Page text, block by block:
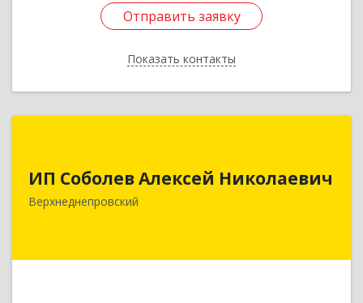
Отправить заявку
Показать контакты
Отправить заявку
Назад
ИП Соболев Алексей Николаевич
Верхнеднепровский